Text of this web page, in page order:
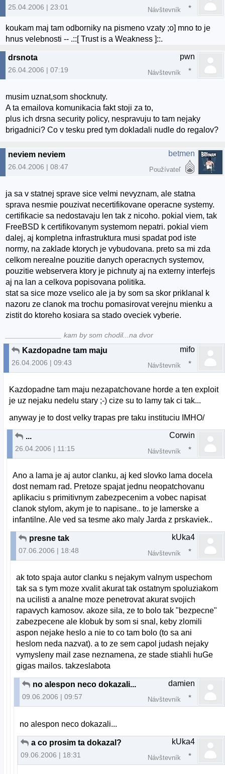
25.04.2006 | 23:01 Návštevník
koukam maj tam odborniky na pismeno vzaty ;o] mno to je
hnus velebnosti -- .::[ Trust is a Weakness ]::.
drsnota
26.04.2006 | 07:19
pwn
Návštevník
musim uznat,som shocknuty.
A ta emailova komunikacia fakt stoji za to,
plus ich drsna security policy, nespravuju to tam nejaky
brigadnici? Co v tesku pred tym dokladali nudle do regalov?
neviem neviem
26.04.2006 | 08:47
betmen
Používateľ
ja sa v statnej sprave sice velmi nevyznam, ale statna
sprava nesmie pouzivat necertifikovane operacne systemy.
certifikacie sa nedostavaju len tak z nicoho. pokial viem, tak
FreeBSD k certifikovanym systemom nepatri. pokial viem
dalej, aj kompletna infrastruktura musi spadat pod iste
normy, na zaklade ktorych je vybudovana. preto sa mi zda
celkom nerealne pouzitie danych operacnych systemov,
pouzitie webservera ktory je pichnuty aj na externy interfejs
aj na lan a celkova popisovana politika.
stat sa sice moze vselico ale ja by som sa skor priklanal k
nazoru ze clanok ma trochu pomasirovat verejnu mienku a
zistit do ktoreho kosiara sa stado oveciek vyberie.
______________ kam by som chodil...na dvor
Kazdopadne tam maju
26.04.2006 | 09:43
mifo
Návštevník
Kazdopadne tam maju nezapatchovane horde a ten exploit
je uz nejaku nedelu stary ;-) cize su to lamy tak ci tak...
anyway je to dost velky trapas pre taku instituciu IMHO/
...
26.04.2006 | 11:15
Corwin
Návštevník
Ano a lama je aj autor clanku, aj ked slovko lama docela
dost nemam rad. Pretoze spajat jednu neopatchovanu
aplikaciu s primitivnym zabezpecenim a vobec napisat
clanok stylom, akym je to napisane.. to je lamerske a
infantilne. Ale ved sa tesme ako maly Jarda z prskaviek..
presne tak
07.06.2006 | 18:48
kUka4
Návštevník
ak toto spaja autor clanku s nejakym valnym uspechom
tak sa s tym moze xvalit akurat tak ostatnym spoluziakom
na ucilisti a analne moze penetrovat akurat svojich
rapavych kamosov. akoze sila, ze to bolo tak "bezpecne"
zabezpecene ale klobuk by som si snal, keby zlomili
aspon nejake heslo a nie to co tam bolo (to sa ani
heslom neda nazvat). a to ze sem capol judash nejaky
vymysleny mail zase neznamena, ze stade stiahli huGe
gigas mailos. takzeslabota
no alespon neco dokazali...
09.06.2006 | 09:57
damien
Návštevník
no alespon neco dokazali...
a co prosim ta dokazal?
09.06.2006 | 18:31
kUka4
Návštevník